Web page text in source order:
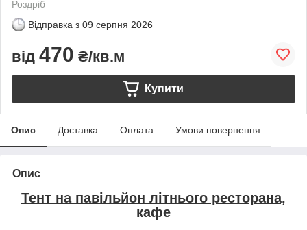
Роздріб
Відправка з 09 серпня 2026
від 470 ₴/кв.м
Купити
Опис Доставка Оплата Умови повернення
Опис
Тент на павільйон літнього ресторана,
кафе